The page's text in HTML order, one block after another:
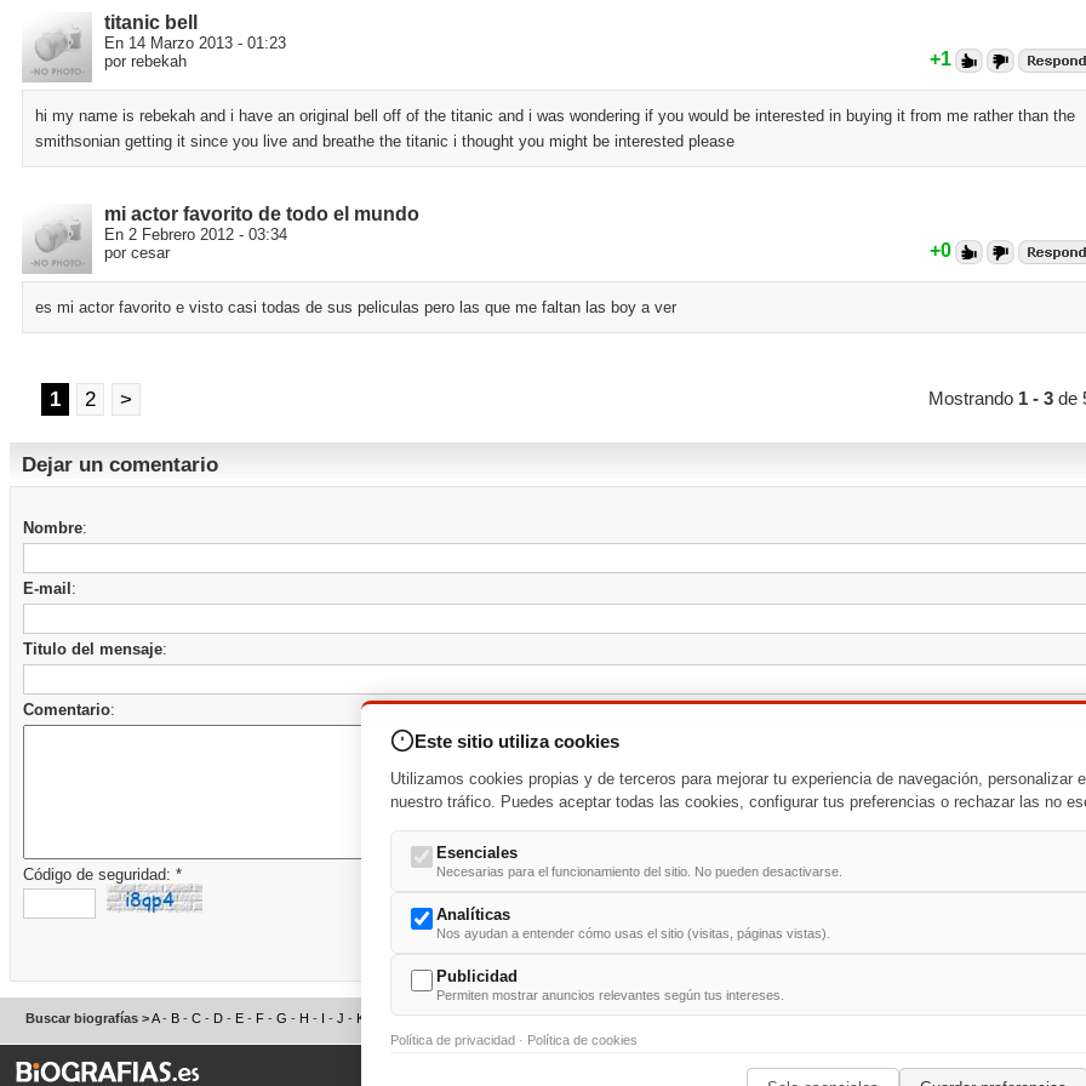
titanic bell
En 14 Marzo 2013 - 01:23
por rebekah
+1
hi my name is rebekah and i have an original bell off of the titanic and i was wondering if you would be interested in buying it from me rather than the
smithsonian getting it since you live and breathe the titanic i thought you might be interested please
mi actor favorito de todo el mundo
En 2 Febrero 2012 - 03:34
por cesar
+0
es mi actor favorito e visto casi todas de sus peliculas pero las que me faltan las boy a ver
1 2 > Mostrando 1 - 3 de
Dejar un comentario
Nombre:
E-mail :
Titulo del mensaje:
Comentario:
Código de seguridad: *
Buscar biografías >A- B - C - D - E - F - G - H - I - J - K M-N-O-P-Q-R-S-T-U-V-W-X-Y-Z
Este sitio utiliza cookies
Utilizamos cookies propias y de terceros para mejorar tu experiencia de navegación, personalizar
nuestro tráfico. Puedes aceptar todas las cookies, configurar tus preferencias o rechazar las no
Esenciales
Necesarias para el funcionamiento del sitio. No pueden desactivarse.
Analíticas
Nos ayudan a entender cómo usas el sitio (visitas, páginas vistas).
Publicidad
Permiten mostrar anuncios relevantes según tus intereses.
Política de privacidad · Política de cookies